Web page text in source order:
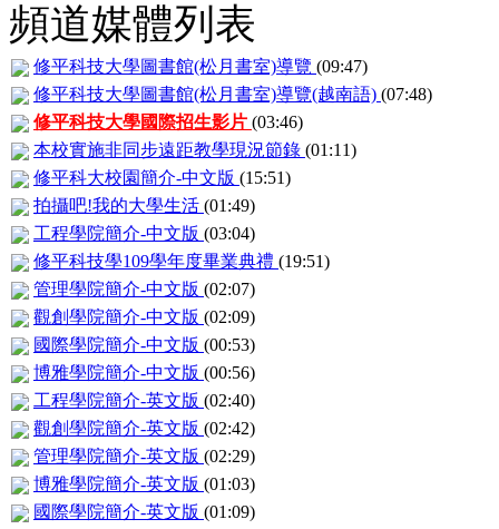
頻道媒體列表
修平科技大學圖書館(松月書室)導覽 (09:47)
修平科技大學圖書館(松月書室)導覽(越南語) (07:48)
修平科技大學國際招生影片 (03:46)
本校實施非同步遠距教學現況節錄 (01:11)
修平科大校園簡介-中文版 (15:51)
拍攝吧!我的大學生活 (01:49)
工程學院簡介-中文版 (03:04)
修平科技學109學年度畢業典禮 (19:51)
管理學院簡介-中文版 (02:07)
觀創學院簡介-中文版 (02:09)
國際學院簡介-中文版 (00:53)
博雅學院簡介-中文版 (00:56)
工程學院簡介-英文版 (02:40)
觀創學院簡介-英文版 (02:42)
管理學院簡介-英文版 (02:29)
博雅學院簡介-英文版 (01:03)
國際學院簡介-英文版 (01:09)